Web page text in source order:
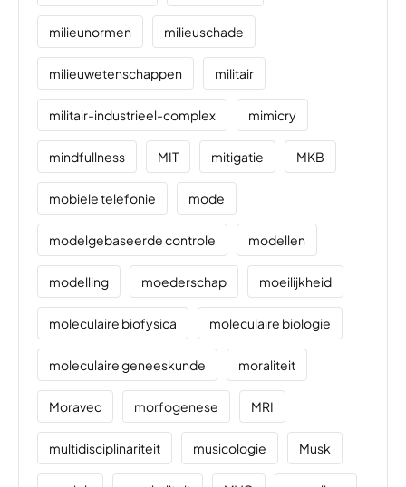
milieunormen milieuschade
milieuwetenschappen militair
militair-industrieel-complex mimicry
mindfullness MIT mitigatie MKB
mobiele telefonie mode
modelgebaseerde controle modellen
modelling moederschap moeilijkheid
moleculaire biofysica moleculaire biologie
moleculaire geneeskunde moraliteit
Moravec morfogenese MRI
multidisciplinariteit musicologie Musk